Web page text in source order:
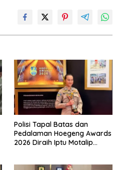
Polisi Tapal Batas dan
Pedalaman Hoegeng Awards
2026 Diraih Iptu Motalip